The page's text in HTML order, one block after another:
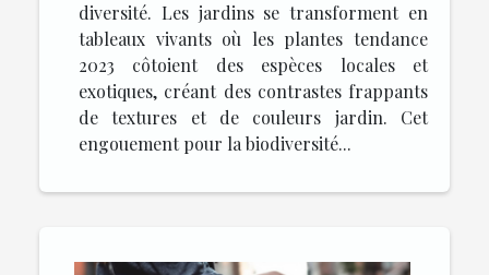
diversité. Les jardins se transforment en
tableaux vivants où les plantes tendance
2023 côtoient des espèces locales et
exotiques, créant des contrastes frappants
de textures et de couleurs jardin. Cet
engouement pour la biodiversité...